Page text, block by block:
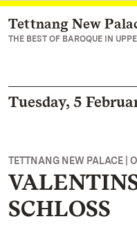
Navigate to main
Tettnang New
THE BEST OF BAROQUE IN
Tuesday, 5
TETTNANG NEW PALACE |
SCHLOSS